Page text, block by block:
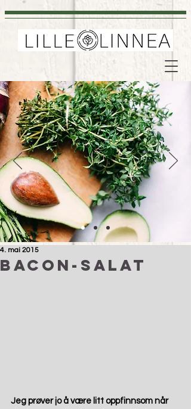
Bacon-salat
4. mai 2015
Jeg prøver jo å være litt oppfinnsom når